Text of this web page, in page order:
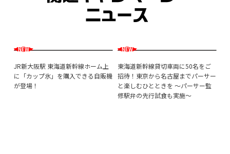
JR新大阪駅 東海道新幹線ホーム上
に「カップ氷」を購入できる自販機
が登場！
東海道新幹線貸切車両に50名をご
招待！東京から名古屋までパーサー
と楽しむひとときを ～パーサー監
修駅弁の先行試食も実施～